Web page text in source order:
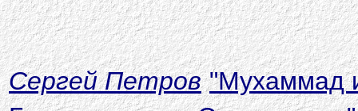
Сергей Петров "Мухаммад